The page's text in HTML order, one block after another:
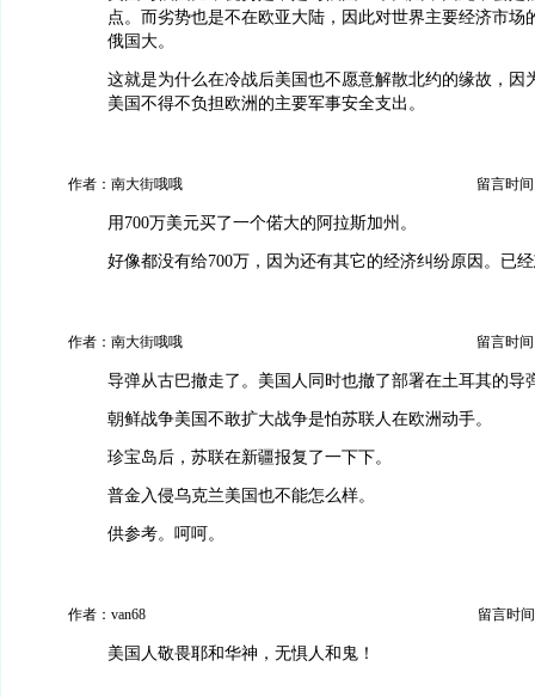
点。而劣势也是不在欧亚大陆，因此对世界主要经济市场
俄国大。
这就是为什么在冷战后美国也不愿意解散北约的缘故，因
美国不得不负担欧洲的主要军事安全支出。
作者：南大街哦哦 留言时间
用700万美元买了一个偌大的阿拉斯加州。
好像都没有给700万，因为还有其它的经济纠纷原因。已
作者：南大街哦哦 留言时间
导弹从古巴撤走了。美国人同时也撤了部署在土耳其的导
朝鲜战争美国不敢扩大战争是怕苏联人在欧洲动手。
珍宝岛后，苏联在新疆报复了一下下。
普金入侵乌克兰美国也不能怎么样。
供参考。呵呵。
作者：van68 留言时
美国人敬畏耶和华神，无惧人和鬼！